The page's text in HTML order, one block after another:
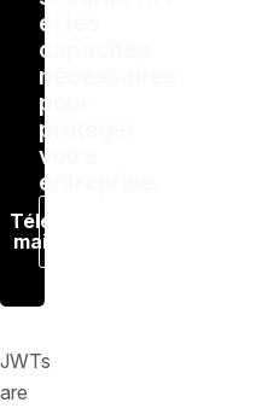
et les
capacités
nécessaires
pour
protéger
votre
entreprise.
Télécharger
maintenant
JWTs
are